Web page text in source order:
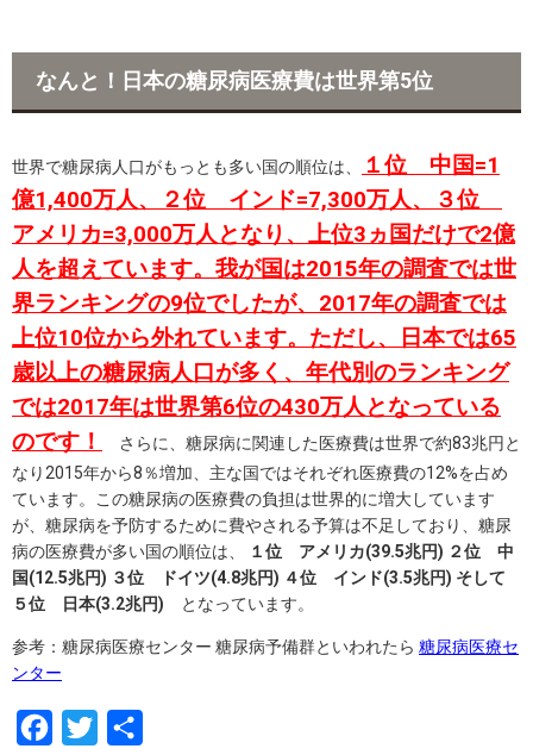
なんと！日本の糖尿病医療費は世界第5位
世界で糖尿病人口がもっとも多い国の順位は、
１位 中国=1
億1,400万人、２位 インド=7,300万人、３位
アメリカ=3,000万人となり、上位3ヵ国だけで2億
人を超えています。我が国は2015年の調査では世
界ランキングの9位でしたが、2017年の調査では
上位10位から外れています。ただし、日本では65
歳以上の糖尿病人口が多く、年代別のランキング
では2017年は世界第6位の430万人となっている
のです！
さらに、糖尿病に関連した医療費は世界で約83兆円と
なり2015年から8％増加、主な国ではそれぞれ医療費の12%を占め
ています。この糖尿病の医療費の負担は世界的に増大しています
が、糖尿病を予防するために費やされる予算は不足しており、糖尿
病の医療費が多い国の順位は、
１位 アメリカ(39.5兆円) ２位 中
国(12.5兆円) ３位 ドイツ(4.8兆円) ４位 インド(3.5兆円) そして
５位 日本(3.2兆円)
となっています。
参考：糖尿病医療センター 糖尿病予備群といわれたら 糖尿病医療セ
ンター